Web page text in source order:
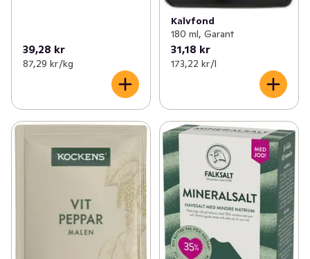
39,28 kr
87,29 kr /kg
Kalvfond
180 ml, Garant
31,18 kr
173,22 kr /l